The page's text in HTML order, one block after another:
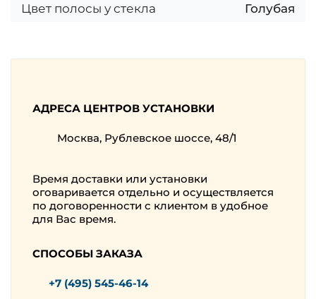
Цвет полосы у стекла
Голубая
АДРЕСА ЦЕНТРОВ УСТАНОВКИ
Москва, Рублевское шоссе, 48/1
Время доставки или установки
оговаривается отдельно и осуществляется
по договоренности с клиентом в удобное
для Вас время.
СПОСОБЫ ЗАКАЗА
+7 (495) 545-46-14